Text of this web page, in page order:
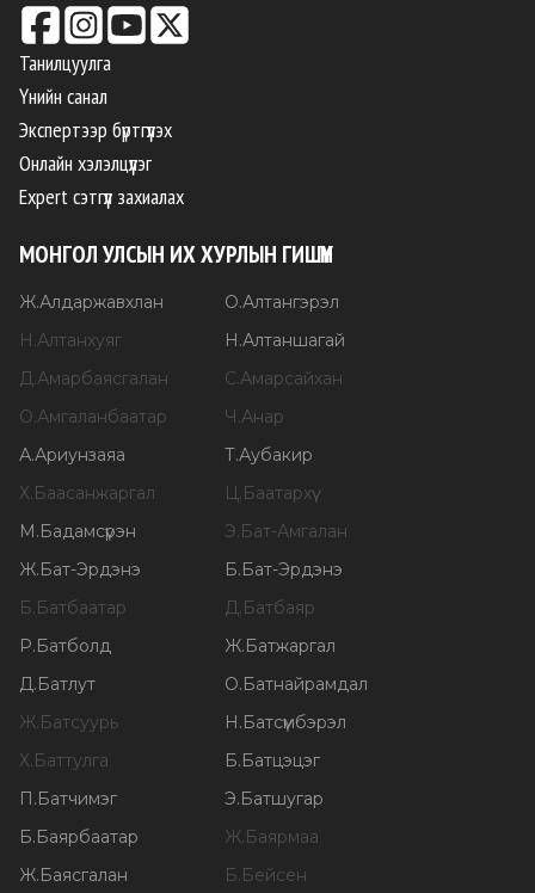
Танилцуулга
Үнийн санал
Экспертээр бүртгүүлэх
Онлайн хэлэлцүүлэг
Expert сэтгүүл захиалах
МОНГОЛ УЛСЫН ИХ ХУРЛЫН ГИШҮҮН
Ж.Алдаржавхлан О.Алтангэрэл
Н.Алтанхуяг Н.Алтаншагай
Д.Амарбаясгалан С.Амарсайхан
О.Амгаланбаатар Ч.Анар
А.Ариунзаяа Т.Аубакир
Х.Баасанжаргал Ц.Баатархүү
М.Бадамсүрэн Э.Бат-Амгалан
Ж.Бат-Эрдэнэ Б.Бат-Эрдэнэ
Б.Батбаатар Д.Батбаяр
Р.Батболд Ж.Батжаргал
Д.Батлут О.Батнайрамдал
Ж.Батсуурь Н.Батсүмбэрэл
Х.Баттулга Б.Батцэцэг
П.Батчимэг Э.Батшугар
Б.Баярбаатар Ж.Баярмаа
Ж.Баясгалан Б.Бейсен